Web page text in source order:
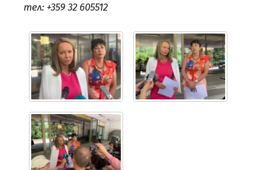
тел: +359 32 605512